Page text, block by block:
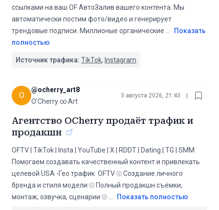
ссылками на ваш OF АвтоЗалив вашего контента. Мы
автоматически постим фото/видео и генерирует
трендовые подписи. Миллионые органические
Показать
полностью
Источник трафика: TikTok, Instagram
O
@ocherry_art8
O’Cherry ∞ Art
3 августа 2026, 21:43
Агентство OCherry продаёт трафик и
продакшн
OFTV | TikTok | Insta | YouTube | X | RDDT | Dating | TG | SMM
Помогаем создавать качественный контент и привлекать
целевой USA -Гео трафик ️ OFTV ⦾ Создание личного
бренда и стиля модели ⦾ Полный продакшн съёмки,
монтаж, озвучка, сценарии ⦾
Показать полностью